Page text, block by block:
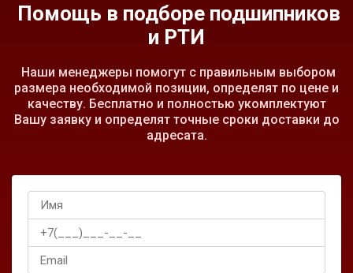
Помощь в подборе подшипников
и РТИ
Наши менеджеры помогут с правильным выбором
размера необходимой позиции, определят по цене и
качеству. Бесплатно и полностью укомплектуют
Вашу заявку и определят точные сроки доставки до
адресата.